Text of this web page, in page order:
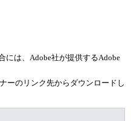
には、Adobe社が提供するAdobe
ーのリンク先からダウンロードし